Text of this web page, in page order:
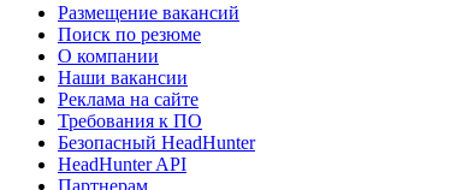
Размещение вакансий
Поиск по резюме
О компании
Наши вакансии
Реклама на сайте
Требования к ПО
Безопасный HeadHunter
HeadHunter API
Партнерам